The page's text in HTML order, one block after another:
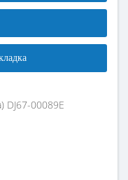
DJ67-00089E